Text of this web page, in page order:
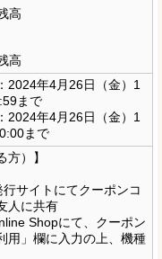
高
高
2024年4月26日（金）1
まで
2024年4月26日（金）1
まで
方）】
行サイトにてクーポンコ
人に共有
Shopにて、クーポン
用」欄に入力の上、機種